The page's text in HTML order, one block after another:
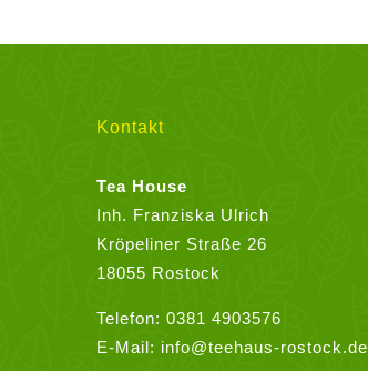
Kontakt
Tea House
Inh. Franziska Ulrich
Kröpeliner Straße 26
18055 Rostock
Telefon: 0381 4903576
E-Mail: info@teehaus-rostock.de